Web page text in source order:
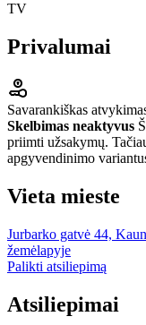
TV
Privalumai
Savarankiškas
Skelbimas neaktyvus
priimti užsakymų.
apgyvendinimo
Vieta mieste
Jurbarko gatvė 44,
žemėlapyje
Palikti atsiliepimą
Atsiliepimai